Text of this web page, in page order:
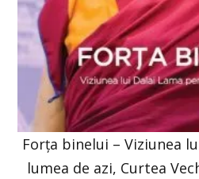
Forța binelui – Viziunea
lumea de azi, Curtea